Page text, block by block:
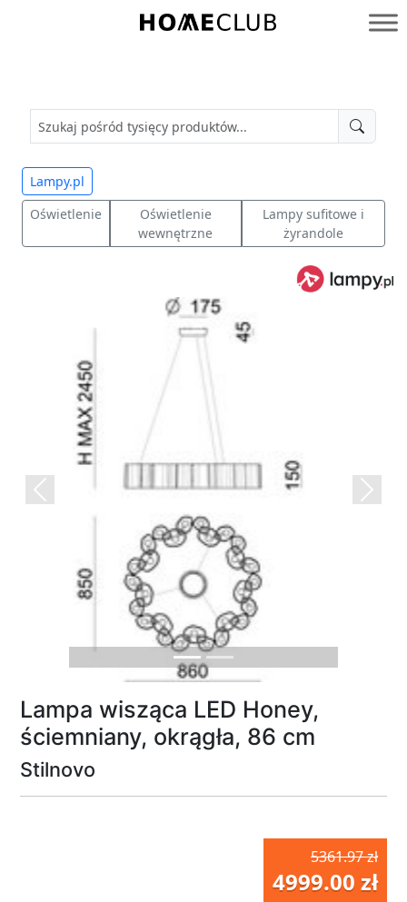
Homeclub
Lampy.pl
Oświetlenie
Oświetlenie
wewnętrzne
Lampy sufitowe i
żyrandole
Previous Next
Lampa wisząca LED Honey,
ściemniany, okrągła, 86 cm
Stilnovo
5361.97 zł
4999.00 zł